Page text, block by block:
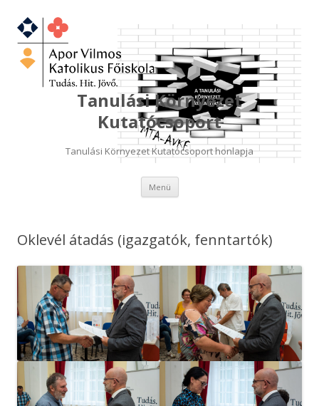
Tanulási Környezet
Kutatócsoport
Tanulási Környezet Kutatócsoport honlapja
Menü Kilépés
tartalomba
Oklevél átadás (igazgatók, fenntartók)